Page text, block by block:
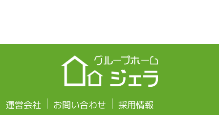
運営会社 お問い合わせ 採用情報